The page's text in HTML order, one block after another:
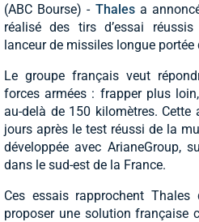
(ABC Bourse) - Thalesa
réalisé des tirs d’essai
lanceur de missiles longue
Le groupe français veut
forces armées : frapper plus
au-delà de 150 kilomètres. Cette
jours après le test réussi de la
développée avec ArianeGroup,
dans le sud-est de la France.
Ces essais rapprochent
proposer une solution française